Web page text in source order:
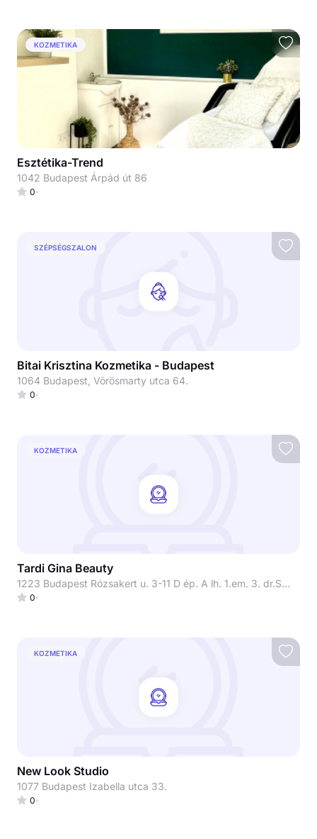
KOZMETIKA
Esztétika-Trend
1042 Budapest Árpád út 86
0
SZÉPSÉGSZALON
Bitai Krisztina Kozmetika - Budapest
1064 Budapest, Vörösmarty utca 64.
0
KOZMETIKA
Tardi Gina Beauty
1223 Budapest Rózsakert u. 3-11 D ép. A lh. 1.em. 3. dr.Szőcs Hajnal bőrgyógyász főorvosnő rendelője
0
KOZMETIKA
New Look Studio
1077 Budapest Izabella utca 33.
0